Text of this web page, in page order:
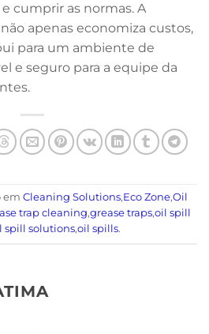
cumprir as normas. A
apenas economiza custos,
para um ambiente de
e seguro para a equipe da
em Cleaning Solutions,Eco Zone,Oil
trap cleaning,grease traps,oil spill
spill solutions,oil spills.